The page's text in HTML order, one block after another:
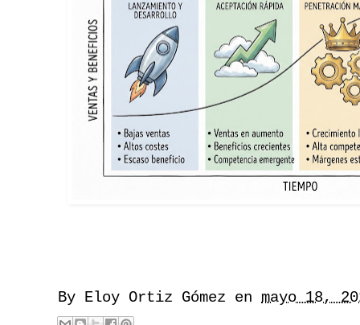
By Eloy Ortiz Gómez en mayo 18,